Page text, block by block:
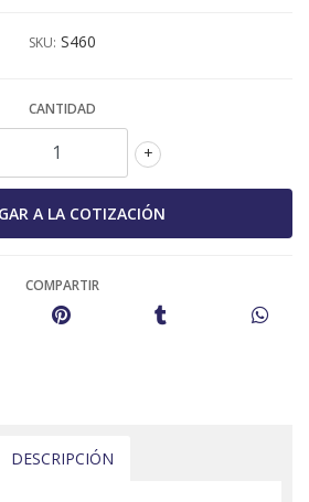
SKU: S460
CANTIDAD
+
COMPARTIR
DESCRIPCIÓN